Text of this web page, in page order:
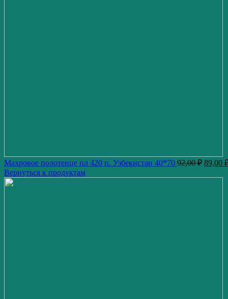
Махровое полотенце пл 420 п. Узбекистан 40*70 92,00₽ 89,00
Вернуться к продуктам